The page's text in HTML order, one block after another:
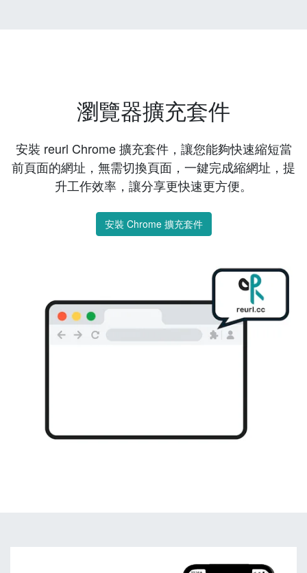
瀏覽器擴充套件
安裝 reurl Chrome 擴充套件，讓您能夠快速縮短當
前頁面的網址，無需切換頁面，一鍵完成縮網址，提
升工作效率，讓分享更快速更方便。
安裝 Chrome 擴充套件